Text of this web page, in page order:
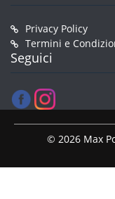
Privacy Policy
Termini e
Seguici
© 2026 Max